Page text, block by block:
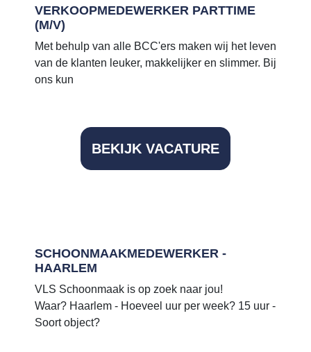
VERKOOPMEDEWERKER PARTTIME
(M/V)
Met behulp van alle BCC'ers maken wij het leven
van de klanten leuker, makkelijker en slimmer. Bij
ons kun
BEKIJK VACATURE
SCHOONMAAKMEDEWERKER -
HAARLEM
VLS Schoonmaak is op zoek naar jou!
Waar? Haarlem - Hoeveel uur per week? 15 uur -
Soort object?